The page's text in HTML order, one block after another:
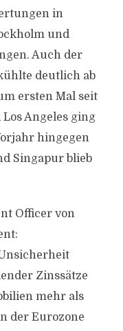
in
und
Auch der
deutlich ab
ersten Mal seit
Angeles ging
hingegen
Singapur blieb
Officer von
Zinssätze
mehr als
der Eurozone